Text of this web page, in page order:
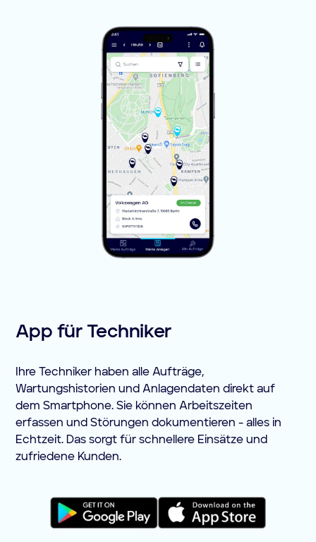
App für Techniker
Ihre Techniker haben alle Aufträge,
Wartungshistorien und Anlagendaten direkt auf
dem Smartphone. Sie können Arbeitszeiten
erfassen und Störungen dokumentieren - alles in
Echtzeit. Das sorgt für schnellere Einsätze und
zufriedene Kunden.